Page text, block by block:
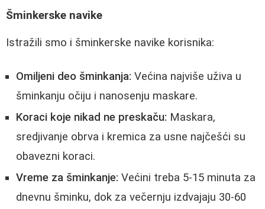
Šminkerske navike
Istražili smo i šminkerske navike korisnika:
Omiljeni deo šminkanja: Većina najviše uživa u
šminkanju očiju i nanosenju maskare.
Koraci koje nikad ne preskaču: Maskara,
sredjivanje obrva i kremica za usne najčešći su
obavezni koraci.
Vreme za šminkanje: Većini treba 5-15 minuta za
dnevnu šminku, dok za večernju izdvajaju 30-60